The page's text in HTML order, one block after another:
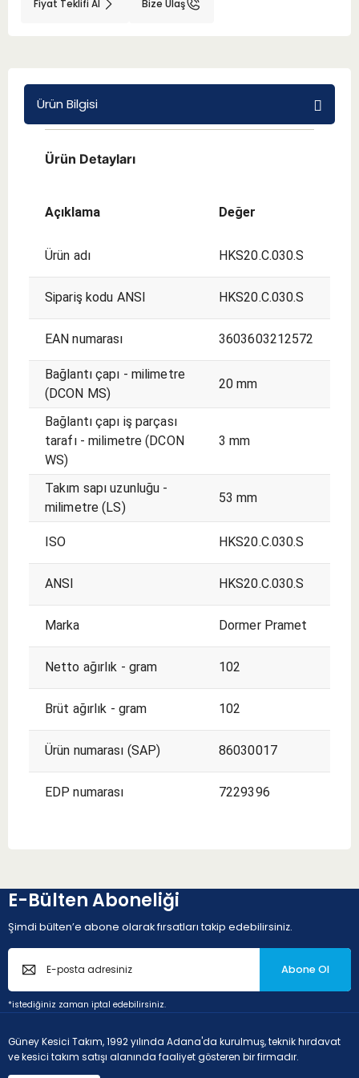
Adaptörler
Aksesuarlar
Fiyat Teklifi Al Bize Ulaş
Ürün Bilgisi
Ürün Detayları
Açıklama Değer
Ürün adı HKS20.C.030.S
Sipariş kodu ANSI HKS20.C.030.S
EAN numarası 3603603212572
Bağlantı çapı - milimetre
(DCON MS)
20 mm
Bağlantı çapı iş parçası
tarafı - milimetre (DCON
WS)
3 mm
Takım sapı uzunluğu -
milimetre (LS)
53 mm
ISO HKS20.C.030.S
ANSI HKS20.C.030.S
Marka Dormer Pramet
Netto ağırlık - gram 102
Brüt ağırlık - gram 102
Ürün numarası (SAP) 86030017
EDP numarası 7229396
E-Bülten Aboneliği
Şimdi bülten’e abone olarak fırsatları takip edebilirsiniz.
Abone Ol
*istediğiniz zaman iptal edebilirsiniz.
Güney Kesici Takım, 1992 yılında Adana'da kurulmuş, teknik hırdavat
ve kesici takım satışı alanında faaliyet gösteren bir firmadır.